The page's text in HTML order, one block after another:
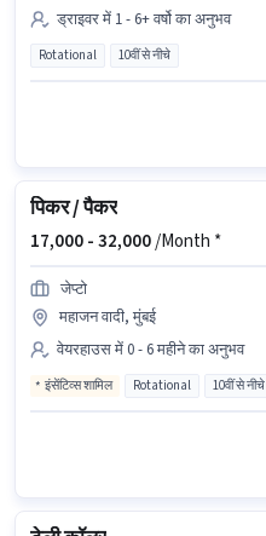
ड्राइवर में 1 - 6+ वर्षो का अनुभव
Rotational 10वीं से नीचे
पिकर / पैकर
17,000 -32,000/Month *
जेप्टो
महाजन वादी, मुंबई
वेयरहाउस में 0 - 6 महीने का अनुभव
इंसेंटिव्स शामिल Rotational 10वीं से नीचे